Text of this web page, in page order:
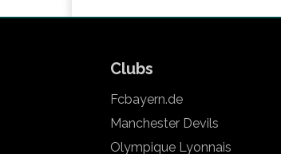
Clubs
Fcbayern.de
Manchester Devils
Olympique Lyonnais